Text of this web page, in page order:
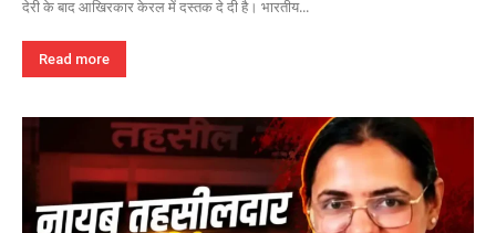
देरी के बाद आखिरकार केरल में दस्तक दे दी है। भारतीय...
Read more